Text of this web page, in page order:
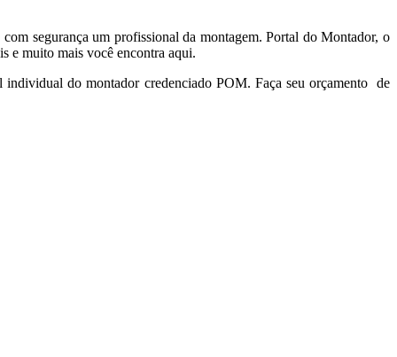
segurança um profissional da montagem. Portal do Montador, o
e muito mais você encontra aqui.
individual do montador credenciado POM. Faça seu orçamento de